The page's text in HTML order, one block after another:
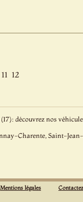
11 12
découvrez nos
Charente, Saint-
Mentions légales